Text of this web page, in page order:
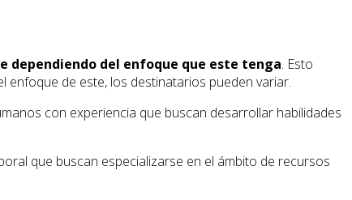
dependiendo del enfoque que este tenga. Esto
enfoque de este, los destinatarios pueden variar.
con experiencia que buscan desarrollar habilidades
que buscan especializarse en el ámbito de recursos